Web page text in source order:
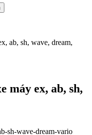
ab, sh, wave, dream,
máy ex, ab, sh,